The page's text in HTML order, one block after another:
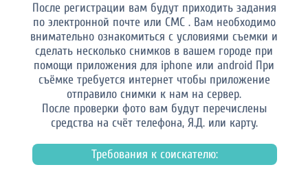
После регистрации вам будут приходить задания
по электронной почте или СМС . Вам необходимо
внимательно ознакомиться с условиями съемки и
сделать несколько снимков в вашем городе при
помощи приложения для iphone или android При
съёмке требуется интернет чтобы приложение
отправило снимки к нам на сервер.
После проверки фото вам будут перечислены
средства на счёт телефона, Я.Д. или карту.
Требования к соискателю: